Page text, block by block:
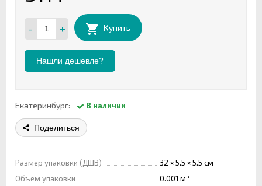
- + Купить
Нашли дешевле?
Екатеринбург: В наличии
Поделиться
Размер упаковки (ДШВ)
32 × 5.5 × 5.5 см
Объём упаковки
0.001 м³